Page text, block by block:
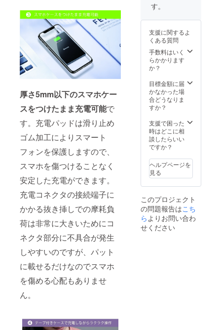
厚さ5mm以下のスマホケー
スをつけたまま充電可能で
す。充電パッドは滑り止め
ゴム加工によりスマート
フォンを保護しますので、
スマホを傷つけることなく
安定した充電ができます。
充電コネクタの接続端子に
かかる抜き挿しでの摩耗負
荷は非常に大きいためにコ
ネクタ部分に不具合が発生
しやすいのですが、パット
に載せるだけなのでスマホ
を傷める心配もありませ
ん。
率が向
場合、
正規販
売価格
が販売
予定価
下がる
可能性
もござ
いま
す。
支援に関するよ
くある質問
手数料はいく
らかかります
か？
目標金額に届
かなかった場
合どうなりま
すか？
支援で困った
時はどこに相
談したらいい
ですか？
ヘルプページを
見る
このプロジェクト
の問題報告はこち
ら よりお問い合わ
せください